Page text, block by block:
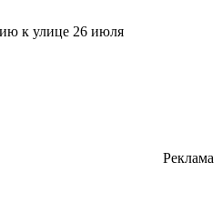
к улице 26 июля
Реклама